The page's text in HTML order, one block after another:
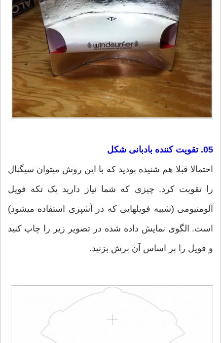
05. تقویت کننده بادبانی شکل
احتمالا قبلا هم شنیده بودید که با این روش می‎توان سیگنال
را تقویت کرد. چیزی که شما نیاز دارید یک تکه فویل
آلومنيومی‎ (شبیه فویل‎هایی که در آشپزی استفاده می‎شود)
است. الگوی نمایش داده شده در تصویر زیر را چاپ کنید
و فویل را بر اساس آن برش بزنید.